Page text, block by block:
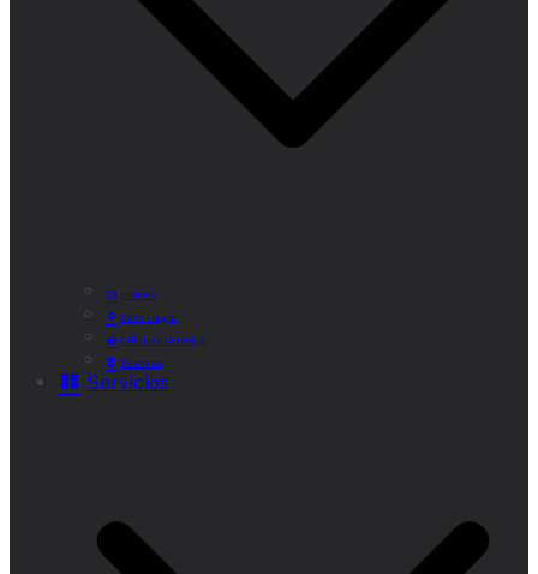
Historia
Cómo Llegar
Callejero Municipal
Teléfonos
Servicios